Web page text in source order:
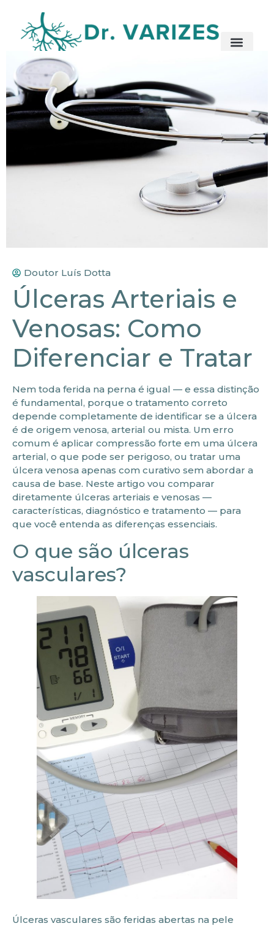
Doutor Luís Dotta
Úlceras Arteriais e
Venosas: Como
Diferenciar e Tratar
Nem toda ferida na perna é igual — e essa distinção
é fundamental, porque o tratamento correto
depende completamente de identificar se a úlcera
é de origem venosa, arterial ou mista. Um erro
comum é aplicar compressão forte em uma úlcera
arterial, o que pode ser perigoso, ou tratar uma
úlcera venosa apenas com curativo sem abordar a
causa de base. Neste artigo vou comparar
diretamente úlceras arteriais e venosas —
características, diagnóstico e tratamento — para
que você entenda as diferenças essenciais.
O que são úlceras
vasculares?
Úlceras vasculares são feridas abertas na pele